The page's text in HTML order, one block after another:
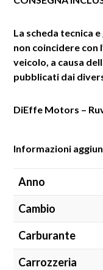
La scheda tecnica
non coincidere
veicolo, a causa
pubblicati dai
DiEffe Motors –
Informazioni
Anno
Cambio
Carburante
Carrozzeria